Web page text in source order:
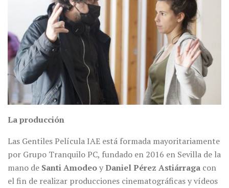
La producción
Las Gentiles Película IAE está formada mayoritariamente
por Grupo Tranquilo PC, fundado en 2016 en Sevilla de la
mano de Santi AmodeoyDaniel Pérez Astiárraga con
el fin de realizar producciones cinematográficas y vídeos